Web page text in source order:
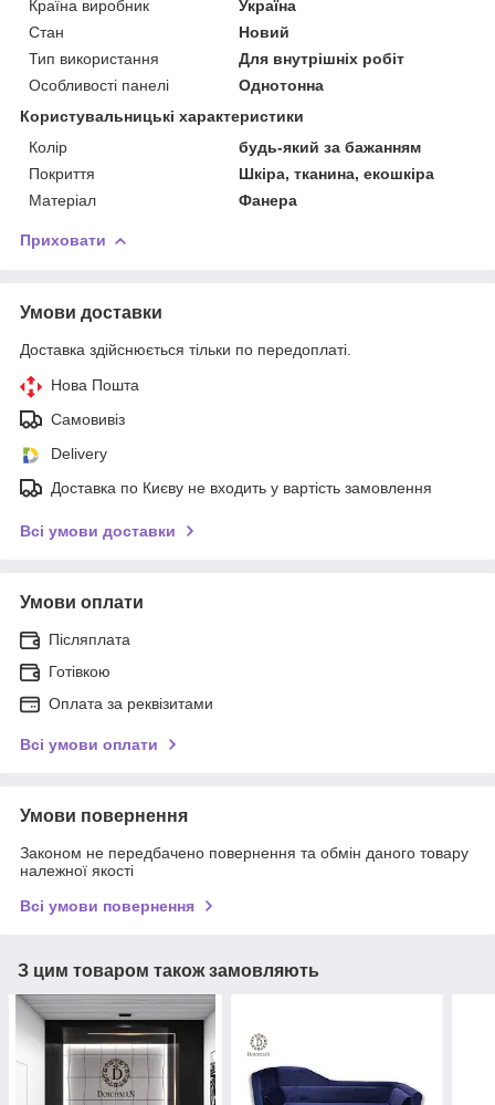
Країна виробник
Україна
Стан
Новий
Тип використання
Для внутрішніх робіт
Особливості панелі
Однотонна
Користувальницькі характеристики
Колір
будь-який за бажанням
Покриття
Шкіра, тканина, екошкіра
Матеріал
Фанера
Приховати
Умови доставки
Доставка здійснюється тільки по передоплаті.
Нова Пошта
Самовивіз
Delivery
Доставка по Києву не входить у вартість замовлення
Всі умови доставки
Умови оплати
Післяплата
Готівкою
Оплата за реквізитами
Всі умови оплати
Умови повернення
Законом не передбачено повернення та обмін даного товару
належної якості
Всі умови повернення
З цим товаром також замовляють